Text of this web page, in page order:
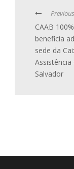
CAAB
beneficia
sede da
Assistência
Salvador